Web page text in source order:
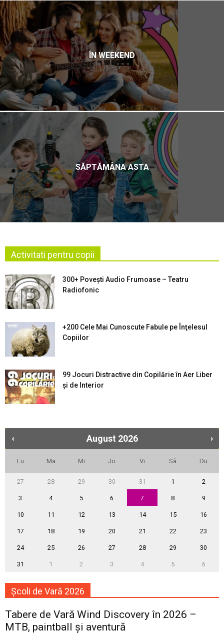
ÎN WEEKEND
SĂPTĂMÂNA ASTA
Activitati pentru copii
300+ Povești Audio Frumoase – Teatru
Radiofonic
+200 Cele Mai Cunoscute Fabule pe Înţelesul
Copiilor
99 Jocuri Distractive din Copilărie în Aer Liber
şi de Interior
August 2026
Lu Ma Mi Jo Vi Sâ Du
27 28 29 30 31 1 2
3 4 5 6 7 8 9
10 11 12 13 14 15 16
17 18 19 20 21 22 23
24 25 26 27 28 29 30
31 1 2 3 4 5 6
Școli de Vară 2026
Tabere de Vară Wind Discovery în 2026 –
MTB, paintball și aventură